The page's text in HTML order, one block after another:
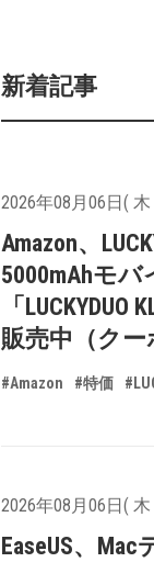
新着記事
2026年08月06日( 木
Amazon、
5000mAhモ
「
販売中（クー
#Amazon #特価
2026年08月06日( 木
EaseUS、